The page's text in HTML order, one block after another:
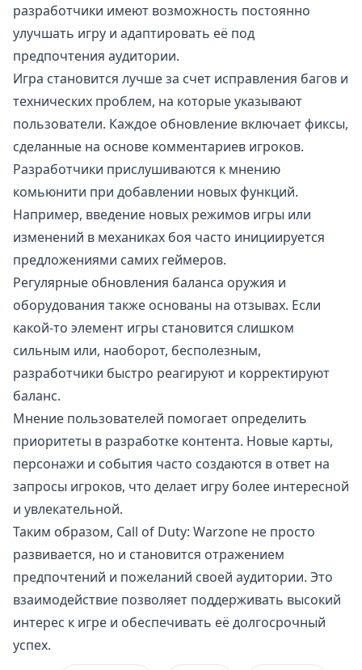
разработчики имеют возможность постоянно
улучшать игру и адаптировать её под
предпочтения аудитории.
Игра становится лучше за счет исправления багов и
технических проблем, на которые указывают
пользователи. Каждое обновление включает фиксы,
сделанные на основе комментариев игроков.
Разработчики прислушиваются к мнению
комьюнити при добавлении новых функций.
Например, введение новых режимов игры или
изменений в механиках боя часто инициируется
предложениями самих геймеров.
Регулярные обновления баланса оружия и
оборудования также основаны на отзывах. Если
какой-то элемент игры становится слишком
сильным или, наоборот, бесполезным,
разработчики быстро реагируют и корректируют
баланс.
Мнение пользователей помогает определить
приоритеты в разработке контента. Новые карты,
персонажи и события часто создаются в ответ на
запросы игроков, что делает игру более интересной
и увлекательной.
Таким образом, Call of Duty: Warzone не просто
развивается, но и становится отражением
предпочтений и пожеланий своей аудитории. Это
взаимодействие позволяет поддерживать высокий
интерес к игре и обеспечивать её долгосрочный
успех.